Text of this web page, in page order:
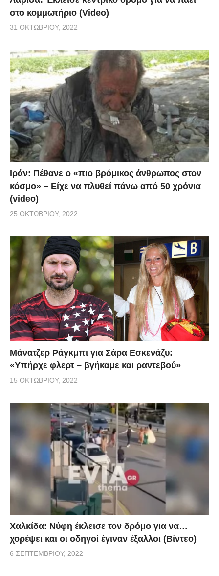
στο κομμωτήριο (Video)
31 ΟΚΤΩΒΡΊΟΥ, 2022
Ιράν: Πέθανε ο «πιο βρόμικος άνθρωπος στον
κόσμο» – Είχε να πλυθεί πάνω από 50 χρόνια
(video)
25 ΟΚΤΩΒΡΊΟΥ, 2022
Μάνατζερ Ράγκμπι για Σάρα Εσκενάζυ:
«Υπήρχε φλερτ – βγήκαμε και ραντεβού»
15 ΟΚΤΩΒΡΊΟΥ, 2022
Χαλκίδα: Νύφη έκλεισε τον δρόμο για να…
χορέψει και οι οδηγοί έγιναν έξαλλοι (Βίντεο)
6 ΣΕΠΤΕΜΒΡΊΟΥ, 2022